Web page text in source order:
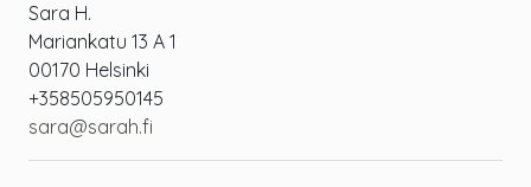
Sara H.
Mariankatu 13 A 1
00170 Helsinki
+358505950145
sara@sarah.fi